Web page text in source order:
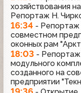
хозяйствования
Репортаж Н.
16:34 - Репортаж
совместном
оконных рам
18:03 - Репортаж
модульного
созданного на
предприятии